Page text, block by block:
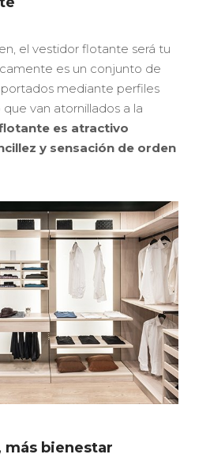
el vestidor flotante será tu
es un conjunto de
mediante perfiles
van atornillados a la
es atractivo
y sensación de orden
más bienestar